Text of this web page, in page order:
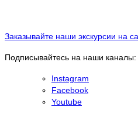
Заказывайте наши экскурсии на
Подписывайтесь на наши каналы:
Instagram
Facebook
Youtube